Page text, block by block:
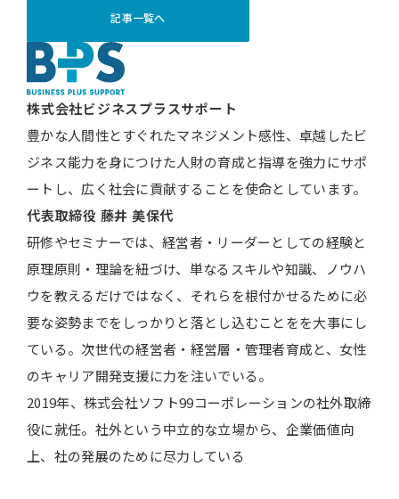
記事一覧へ
株式会社ビジネスプラスサポート
豊かな人間性とすぐれたマネジメント感性、卓越したビ
ジネス能力を身につけた人財の育成と指導を強力にサポ
ートし、広く社会に貢献することを使命としています。
代表取締役 藤井 美保代
研修やセミナーでは、経営者・リーダーとしての経験と
原理原則・理論を紐づけ、単なるスキルや知識、ノウハ
ウを教えるだけではなく、それらを根付かせるために必
要な姿勢までをしっかりと落とし込むことをを大事にし
ている。次世代の経営者・経営層・管理者育成と、女性
のキャリア開発支援に力を注いでいる。
2019年、株式会社ソフト99コーポレーションの社外取締
役に就任。社外という中立的な立場から、企業価値向
上、社の発展のために尽力している